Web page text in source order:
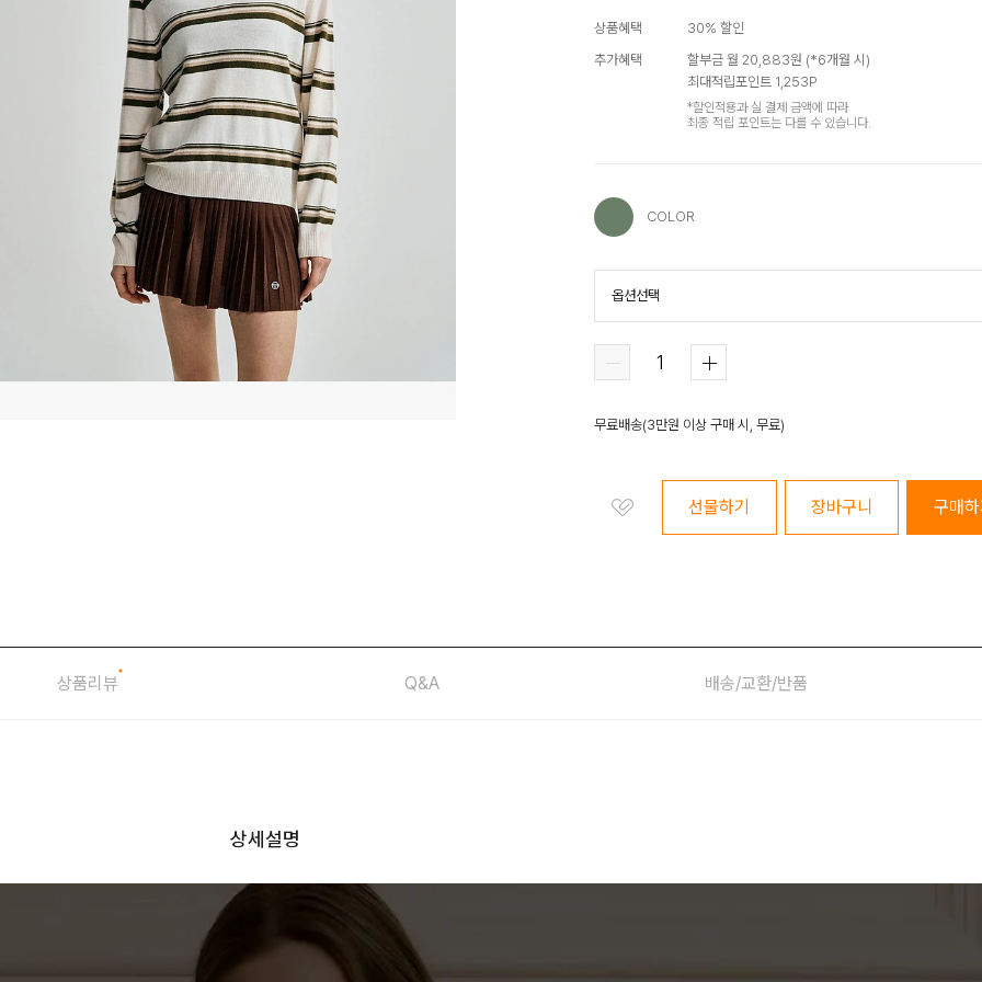
상품혜택 30% 할인
추가혜택
할부금 월 20,883원 (*6개월 시)
최대적립포인트 1,253P
*할인적용과 실 결제 금액에 따라
최종 적립 포인트는 다를 수 있습니다.
COLOR
COLOR
옵션선택
무료배송(3만원 이상 구매 시, 무료)
선물하기 장바구니 구매
상품리뷰 Q&A 배송/교환/반품
상세설명